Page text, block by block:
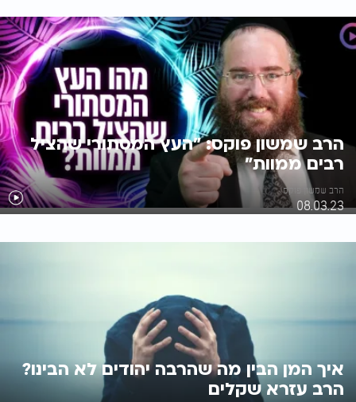
הרב שמשון פוקס: "העץ המסתורי שהציל
רבים ממוות"
הרב שמשון פוקס
08.03.23
איך המן הבין מה שהרבה יהודים לא הבינו?
הרב עזרא שקלים